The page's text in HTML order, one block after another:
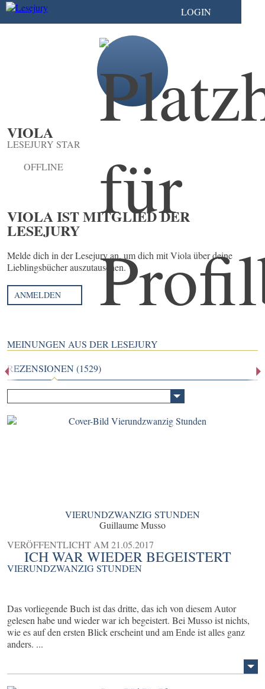
LOGIN
VIOLA
LESEJURY STAR
OFFLINE
VIOLA IST MITGLIED DER
LESEJURY
Melde dich in der Lesejury an, um dich mit Viola über deine
Lieblingsbücher auszutauschen.
ANMELDEN
MEINUNGEN AUS DER LESEJURY
REZENSIONEN (1529)
VIERUNDZWANZIG STUNDEN
Guillaume Musso
VERÖFFENTLICHT AM21.05.2017
ICH WAR WIEDER BEGEISTERT
VIERUNDZWANZIG STUNDEN
Das vorliegende Buch ist das dritte, das ich von diesem Autor
gelesen habe und wieder war ich begeistert. Bei Musso ist nichts,
wie es auf den ersten Blick erscheint und am Ende ist alles ganz
anders. ...